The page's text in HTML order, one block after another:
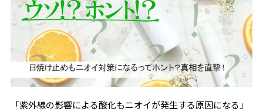
「紫外線の影響による酸化もニオイが発生する原因になる」